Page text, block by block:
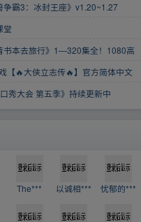
争霸3：冰封王座》v1.20~1.27
堂
书本去旅行》1—320集全！1080高
【🔥大侠立志传🔥】官方简体中文
玩👈】
口秀大会 第五季》持续更新中
The*** 以诚相*** 忧郁的***